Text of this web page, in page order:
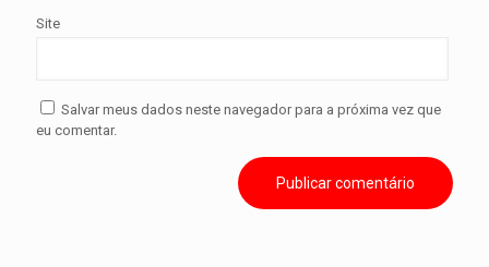
Site
Salvar meus dados neste navegador para a próxima vez que
eu comentar.